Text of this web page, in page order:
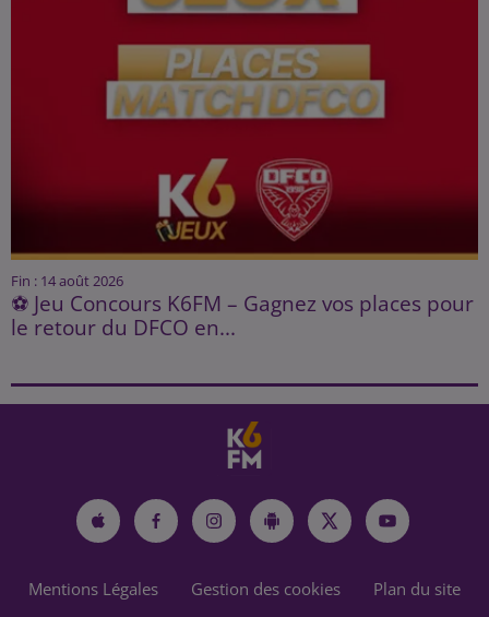
Fin : 14 août 2026
⚽ Jeu Concours K6FM – Gagnez vos places pour
le retour du DFCO en...
Mentions Légales Gestion des cookies Plan du site